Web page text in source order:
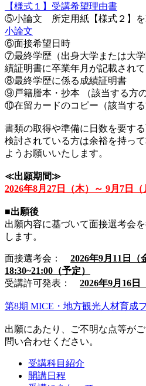
【様式１】受講希望理由書
⑤小論文 所定用紙【様式２】を
小論文
⑥面接希望日時
⑦最終学歴（出身大学または大
績証明書に卒業年月が記載されて
⑧最終学歴に係る成績証明書
⑨戸籍謄本・抄本 （該当する方の
⑩在留カードのコピー（該当する
書類の取得や準備に日数を要す
検討されている方は余裕を持っ
ようお願いいたします。
≪出願期間≫
2026年8月27日（木）～ 9月7日（
■出願後
出願内容に基づいて面接選考会
します。
面接選考会： 2026年9月11日（
18:30~21:00（予定）
受講許可発表： 2026年9月16日
第8期 MICE・地方観光人材育成
出願にあたり、ご不明な点等が
問い合わせください。
受講科目紹介
開講日程